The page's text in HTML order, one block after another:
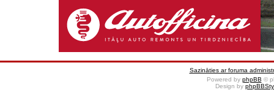
Sazināties ar foruma
Powered by phpBB ©
Design by